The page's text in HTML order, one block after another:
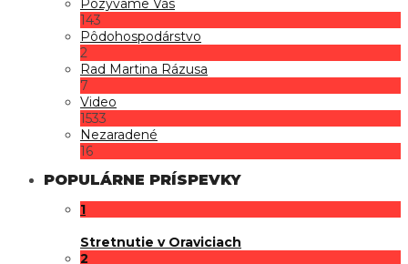
Pozývame Vás
143
Pôdohospodárstvo
2
Rad Martina Rázusa
7
Video
1533
Nezaradené
16
POPULÁRNE PRÍSPEVKY
1
Stretnutie v Oraviciach
2